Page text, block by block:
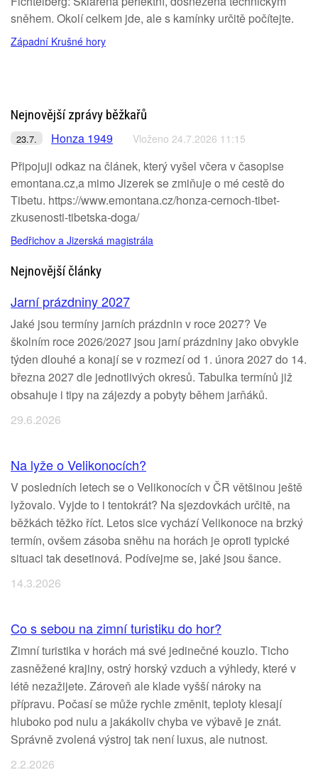
sněhem. Okolí celkem jde, ale s kamínky určitě počítejte.
Západní Krušné hory
Nejnovější zprávy běžkařů
23.7. Honza 1949 Vloženo 24.7.2026 11:15
Připojuji odkaz na článek, který vyšel včera v časopise
emontana.cz,a mimo Jizerek se zmiňuje o mé cestě do
Tibetu. https://www.emontana.cz/honza-cernoch-tibet-
zkusenosti-tibetska-doga/
Bedřichov a Jizerská magistrála
Nejnovější články
Jarní prázdniny 2027
Jaké jsou termíny jarních prázdnin v roce 2027? Ve
školním roce 2026/2027 jsou jarní prázdniny jako obvykle
týden dlouhé a konají se v rozmezí od 1. února 2027 do 14.
března 2027 dle jednotlivých okresů. Tabulka termínů již
obsahuje i tipy na zájezdy a pobyty během jarňáků.
29.6.2026
Na lyže o Velikonocích?
V posledních letech se o Velikonocích v ČR většinou ještě
lyžovalo. Vyjde to i tentokrát? Na sjezdovkách určitě, na
běžkách těžko říct. Letos sice vychází Velikonoce na brzký
termín, ovšem zásoba sněhu na horách je oproti typické
situaci tak desetinová. Podívejme se, jaké jsou šance.
14.3.2026
Co s sebou na zimní turistiku do hor?
Zimní turistika v horách má své jedinečné kouzlo. Ticho
zasněžené krajiny, ostrý horský vzduch a výhledy, které v
létě nezažijete. Zároveň ale klade vyšší nároky na
přípravu. Počasí se může rychle změnit, teploty klesají
hluboko pod nulu a jakákoliv chyba ve výbavě je znát.
Správně zvolená výstroj tak není luxus, ale nutnost.
2.2.2026